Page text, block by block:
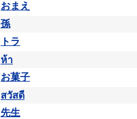
おまえ
孫
トラ
ห้า
お菓子
สวัสดี
先生